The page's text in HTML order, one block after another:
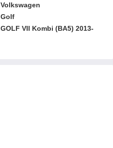
Volkswagen
Golf
GOLF VII Kombi (BA5) 2013-